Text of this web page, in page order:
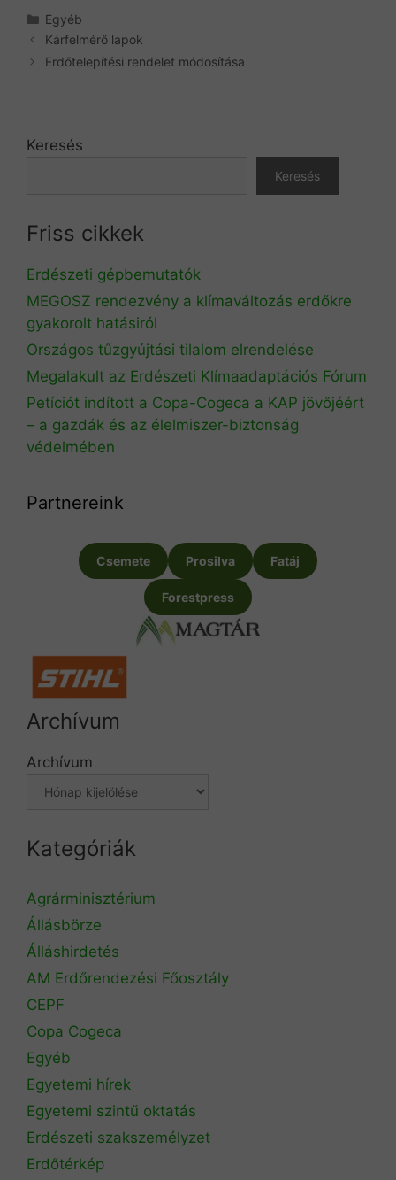
Kategória
Egyéb
Kárfelmérő lapok
Erdőtelepítési rendelet módosítása
Keresés
Keresés
Friss cikkek
Erdészeti gépbemutatók
MEGOSZ rendezvény a klímaváltozás erdőkre
gyakorolt hatásiról
Országos tűzgyújtási tilalom elrendelése
Megalakult az Erdészeti Klímaadaptációs Fórum
Petíciót indított a Copa-Cogeca a KAP jövőjéért
– a gazdák és az élelmiszer-biztonság
védelmében
Partnereink
Csemete Prosilva Fatáj
Forestpress
Archívum
Archívum
Kategóriák
Agrárminisztérium
Állásbörze
Álláshirdetés
AM Erdőrendezési Főosztály
CEPF
Copa Cogeca
Egyéb
Egyetemi hírek
Egyetemi szintű oktatás
Erdészeti szakszemélyzet
Erdőtérkép